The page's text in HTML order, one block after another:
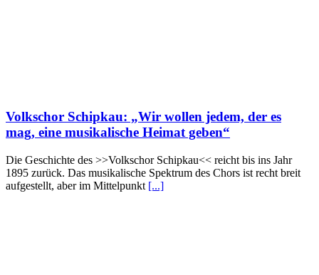
Volkschor Schipkau: „Wir wollen jedem, der es
mag, eine musikalische Heimat geben“
Die Geschichte des >>Volkschor Schipkau<< reicht bis ins Jahr
1895 zurück. Das musikalische Spektrum des Chors ist recht breit
aufgestellt, aber im Mittelpunkt [...]